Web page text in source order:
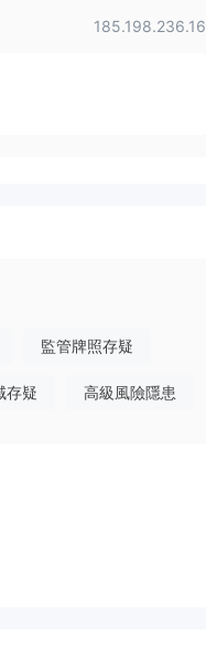
185.198.236.16
監管牌照存疑
存疑 高級風險隱患